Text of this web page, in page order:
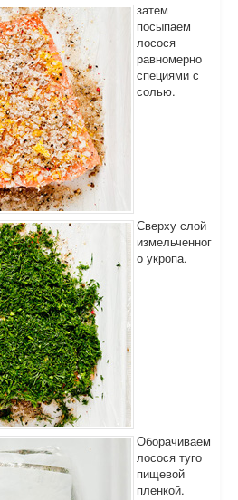
затем
посыпаем
лосося
равномерно
специями с
солью.
Сверху слой
измельченног
о укропа.
Оборачиваем
лосося туго
пищевой
пленкой.